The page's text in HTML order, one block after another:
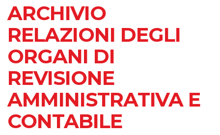
ARCHIVIO
RELAZIONI DEGLI
ORGANI DI
REVISIONE
AMMINISTRATIVA E
CONTABILE